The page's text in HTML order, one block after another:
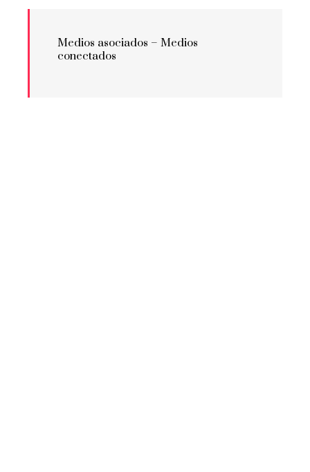
Medios asociados – Medios
conectados